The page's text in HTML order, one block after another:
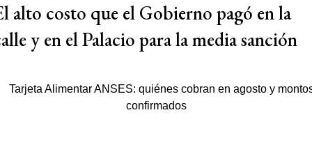
alto costo que el Gobierno pagó en la
y en el Palacio para la media sanción